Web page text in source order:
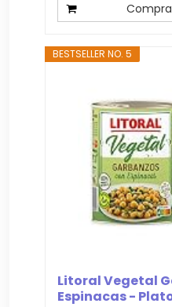
BESTSELLER NO. 5
Litoral Vegetal
Espinacas -